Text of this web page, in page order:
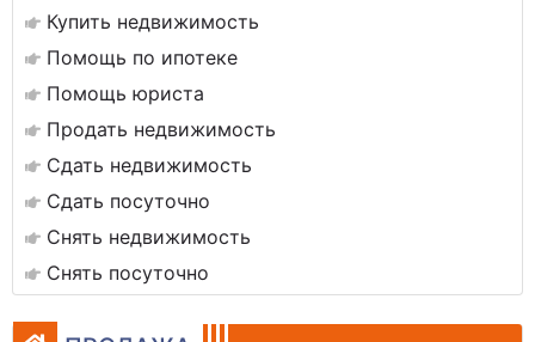
Купить недвижимость
Помощь по ипотеке
Помощь юриста
Продать недвижимость
Сдать недвижимость
Сдать посуточно
Снять недвижимость
Снять посуточно